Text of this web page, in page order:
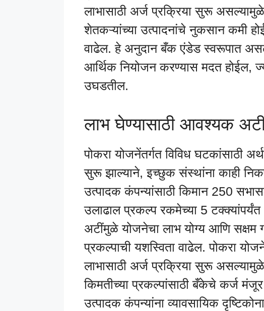
लाभासाठी अर्ज प्रक्रिया सुरू असल्यामुळे,
शेतकऱ्यांच्या उत्पादनांचे नुकसान कमी
वाढेल. हे अनुदान बँक एंडेड स्वरूपात
आर्थिक नियोजन करण्यास मदत होईल,
उघडतील.
लाभ घेण्यासाठी आवश्यक
पोकरा योजनेंतर्गत विविध घटकांसाठी
सुरू झाल्याने, इच्छुक संस्थांना काही
उत्पादक कंपन्यांसाठी किमान 250
उलाढाल प्रकल्प रकमेच्या 5
अटींमुळे योजनेचा लाभ योग्य आणि सक्षम
प्रकल्पाची यशस्विता वाढेल. पोकरा
लाभासाठी अर्ज प्रक्रिया सुरू
किमतीच्या प्रकल्पांसाठी बँकेचे कर्ज
उत्पादक कंपन्यांना व्यावसायिक